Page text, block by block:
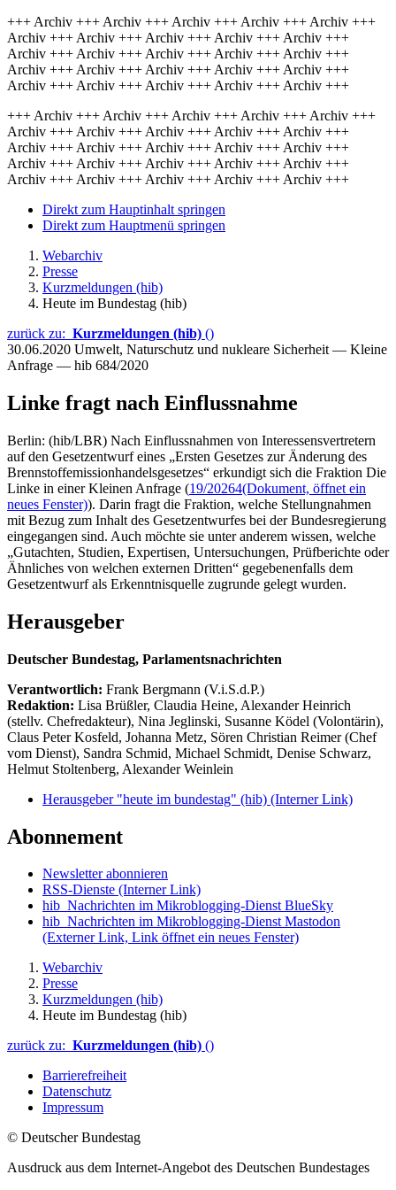
+++ Archiv +++ Archiv +++ Archiv +++ Archiv +++ Archiv +++
Archiv +++ Archiv +++ Archiv +++ Archiv +++ Archiv +++
Archiv +++ Archiv +++ Archiv +++ Archiv +++ Archiv +++
Archiv +++ Archiv +++ Archiv +++ Archiv +++ Archiv +++
Archiv +++ Archiv +++ Archiv +++ Archiv +++ Archiv +++
+++ Archiv +++ Archiv +++ Archiv +++ Archiv +++ Archiv +++
Archiv +++ Archiv +++ Archiv +++ Archiv +++ Archiv +++
Archiv +++ Archiv +++ Archiv +++ Archiv +++ Archiv +++
Archiv +++ Archiv +++ Archiv +++ Archiv +++ Archiv +++
Archiv +++ Archiv +++ Archiv +++ Archiv +++ Archiv +++
Direkt zum Hauptinhalt springen
Direkt zum Hauptmenü springen
Webarchiv
Presse
Kurzmeldungen (hib)
Heute im Bundestag (hib)
zurück zu: Kurzmeldungen (hib) ()
30.06.2020 Umwelt, Naturschutz und nukleare Sicherheit — Kleine
Anfrage — hib 684/2020
Linke fragt nach Einflussnahme
Berlin: (hib/LBR) Nach Einflussnahmen von Interessensvertretern
auf den Gesetzentwurf eines „Ersten Gesetzes zur Änderung des
Brennstoffemissionhandelsgesetzes“ erkundigt sich die Fraktion Die
Linke in einer Kleinen Anfrage (19/20264(Dokument, öffnet ein
neues Fenster)). Darin fragt die Fraktion, welche Stellungnahmen
mit Bezug zum Inhalt des Gesetzentwurfes bei der Bundesregierung
eingegangen sind. Auch möchte sie unter anderem wissen, welche
„Gutachten, Studien, Expertisen, Untersuchungen, Prüfberichte oder
Ähnliches von welchen externen Dritten“ gegebenenfalls dem
Gesetzentwurf als Erkenntnisquelle zugrunde gelegt wurden.
Herausgeber
Deutscher Bundestag, Parlamentsnachrichten
Verantwortlich: Frank Bergmann (V.i.S.d.P.)
Redaktion: Lisa Brüßler, Claudia Heine, Alexander Heinrich
(stellv. Chefredakteur), Nina Jeglinski, Susanne Ködel (Volontärin),
Claus Peter Kosfeld, Johanna Metz, Sören Christian Reimer (Chef
vom Dienst), Sandra Schmid, Michael Schmidt, Denise Schwarz,
Helmut Stoltenberg, Alexander Weinlein
Herausgeber "heute im bundestag" (hib) (Interner Link)
Abonnement
Newsletter abonnieren
RSS-Dienste (Interner Link)
hib_Nachrichten im Mikroblogging-Dienst BlueSky
hib_Nachrichten im Mikroblogging-Dienst Mastodon
(Externer Link, Link öffnet ein neues Fenster)
Webarchiv
Presse
Kurzmeldungen (hib)
Heute im Bundestag (hib)
zurück zu: Kurzmeldungen (hib) ()
Barrierefreiheit
Datenschutz
Impressum
© Deutscher Bundestag
Ausdruck aus dem Internet-Angebot des Deutschen Bundestages